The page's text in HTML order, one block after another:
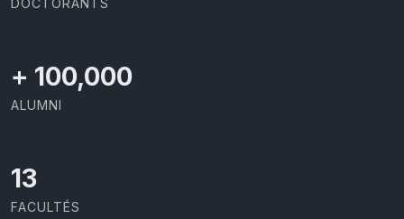
+ 100,000
ALUMNI
13
FACULTÉS